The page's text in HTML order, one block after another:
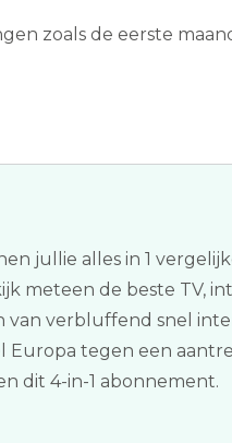
zoals de eerste
jullie alles in 1
meteen de beste TV,
van verbluffend snel
tegen een
dit 4-in-1 abonnement.